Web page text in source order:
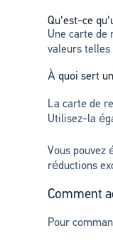
Qu'est-ce
Une carte de
valeurs
À quoi sert
La carte de
Utilisez-la
Vous pouvez
réductions
Comment
Pour